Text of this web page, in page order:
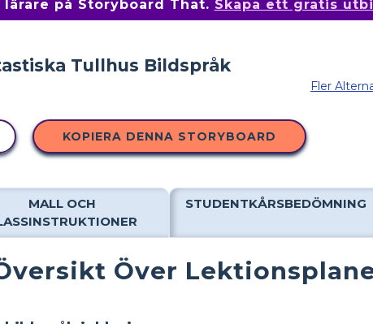
på Storyboard That. Skapa ett gratis
Fler
KOPIERA DENNA STORYBOARD
MALL OCH
STUDENTKÅRSBEDÖMNING
Över